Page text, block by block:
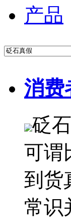
产品
消费
砭
可谓
到货
常识